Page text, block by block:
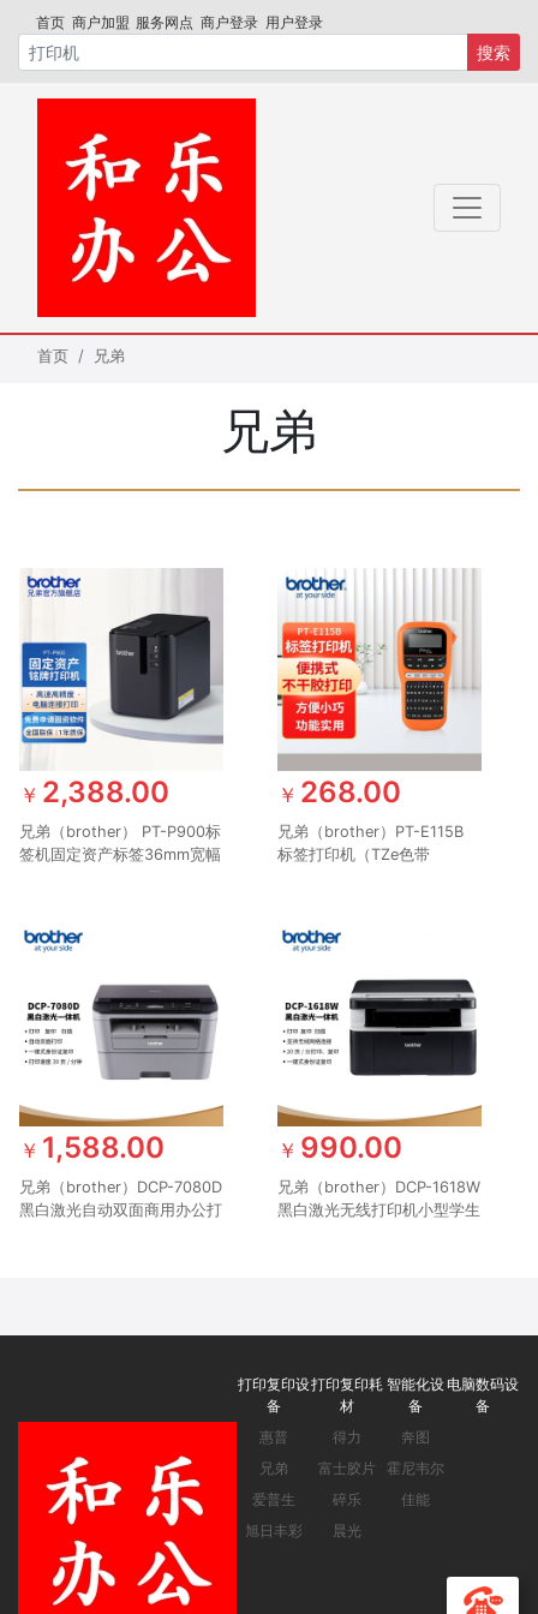
首页 商户加盟 服务网点 商户登录 用户登录
搜索
首页 兄弟
兄弟
￥ 2,388.00
兄弟（brother） PT-P900标
签机固定资产标签36mm宽幅
￥ 268.00
兄弟（brother）PT-E115B
标签打印机（TZe色带
￥ 1,588.00
兄弟（brother）DCP-7080D
黑白激光自动双面商用办公打
￥ 990.00
兄弟（brother）DCP-1618W
黑白激光无线打印机小型学生
打印复印设
备
惠普
兄弟
爱普生
旭日丰彩
打印复印耗
材
得力
富士胶片
碎乐
晨光
智能化设
备
奔图
霍尼韦尔
佳能
电脑数码设
备